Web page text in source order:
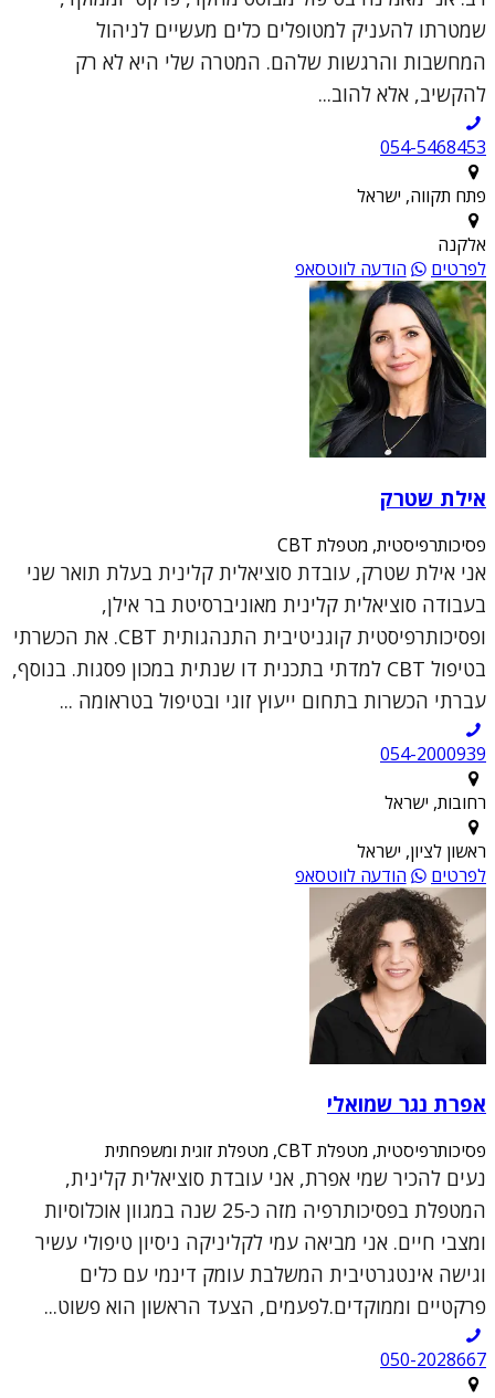
שמטרתו להעניק למטופלים כלים מעשיים לניהול
המחשבות והרגשות שלהם. המטרה שלי היא לא רק
להקשיב, אלא להוב...
054-5468453
פתח תקווה, ישראל
אלקנה
לפרטים
הודעה לווטסאפ
אילת שטרק
פסיכותרפיסטית, מטפלת CBT
אני אילת שטרק, עובדת סוציאלית קלינית בעלת תואר שני
בעבודה סוציאלית קלינית מאוניברסיטת בר אילן,
ופסיכותרפיסטית קוגניטיבית התנהגותית CBT. את הכשרתי
בטיפול CBT למדתי בתכנית דו שנתית במכון פסגות. בנוסף,
עברתי הכשרות בתחום ייעוץ זוגי ובטיפול בטראומה ...
054-2000939
רחובות, ישראל
ראשון לציון, ישראל
לפרטים
הודעה לווטסאפ
אפרת נגר שמואלי
פסיכותרפיסטית, מטפלת CBT, מטפלת זוגית ומשפחתית
נעים להכיר שמי אפרת, אני עובדת סוציאלית קלינית,
המטפלת בפסיכותרפיה מזה כ-25 שנה במגוון אוכלוסיות
ומצבי חיים. אני מביאה עמי לקליניקה ניסיון טיפולי עשיר
וגישה אינטגרטיבית המשלבת עומק דינמי עם כלים
פרקטיים וממוקדים.לפעמים, הצעד הראשון הוא פשוט...
050-2028667